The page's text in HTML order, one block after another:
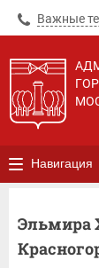
Важные
Навигация
Эльмира